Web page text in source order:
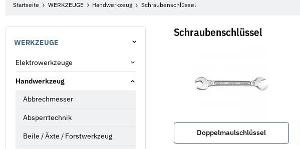
Startseite WERKZEUGE Handwerkzeug Schraubenschlüssel
Schraubenschlüssel
Doppelmaulschlüssel
WERKZEUGE
Elektrowerkzeuge
Handwerkzeug
Abbrechmesser
Absperrtechnik
Beile / Äxte / Forstwerkzeug